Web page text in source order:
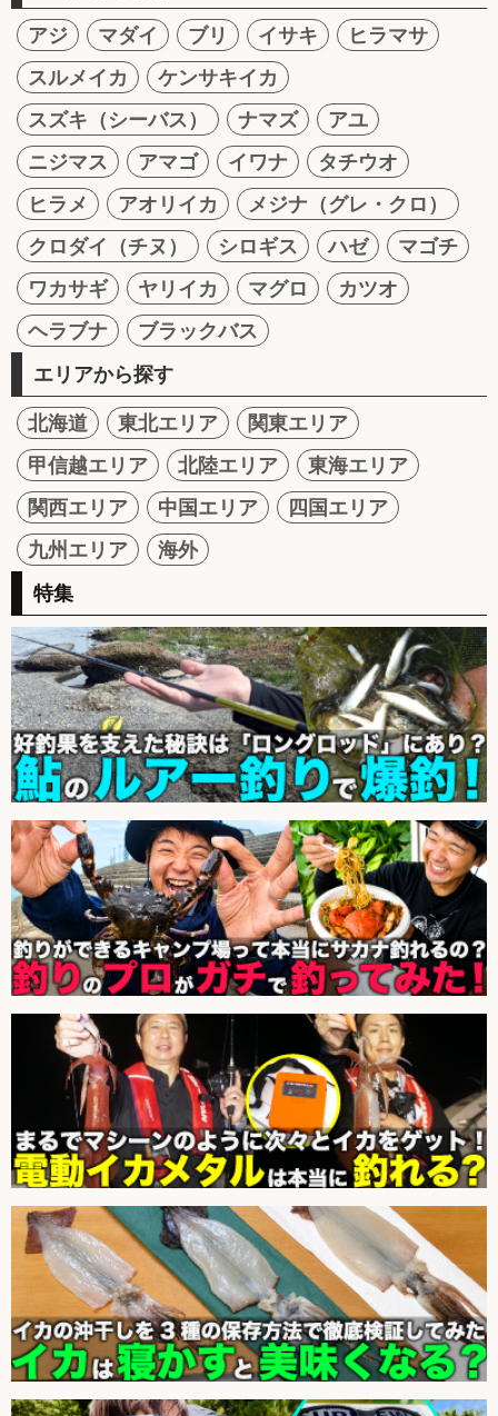
アジ マダイ ブリ イサキ
ヒラマサ
スルメイカ
ケンサキイカ
スズキ（シーバス）
ナマズ
アユ
ニジマス
アマゴ イワナ
タチウオ
ヒラメ
アオリイカ
メジナ（グレ・クロ）
クロダイ（チヌ）
シロギス ハゼ
マゴチ
ワカサギ
ヤリイカ マグロ
カツオ
ヘラブナ
ブラックバス
エリアから探す
北海道 東北エリア
関東エリア
甲信越エリア
北陸エリア
東海エリア
関西エリア
中国エリア
四国エリア
九州エリア
海外
特集